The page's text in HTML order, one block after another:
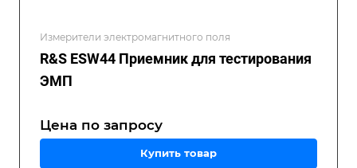
Измерители электромагнитного поля
R&S ESW44 Приемник для тестирования
ЭМП
Цена по запросу
Купить товар